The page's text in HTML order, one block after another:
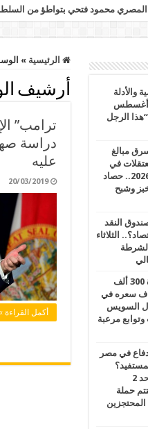
محمود فتحي بتواطؤ من
الرئيسية »
أرشيف
دراسة
عليه
20/03/2019
أكمل القراءة
والأدلة
تفضح مزاعم داخلية النظام .. الخميس 6 أغسطس
“هذا الرجل
مبالغ
في
سجن العاشر نساء.. الأربعاء 5 أغسطس 2026.. حصاد
وشبح
النقد
الثلاثاء
الشرطة
“تجارة بالدم والألم”العرجاني يفرض إتاوة 300 ألف
سعره في
3 أغسطس 2026.. زلزال السويس
بقوة 5.6 درجات وتوابع مرعبة
في مصر
المستفيد؟
إسرائيل أم إيران؟ وأين الأوكتاجون؟.. الأحد 2
تختتم حملة
موت المحتجزين